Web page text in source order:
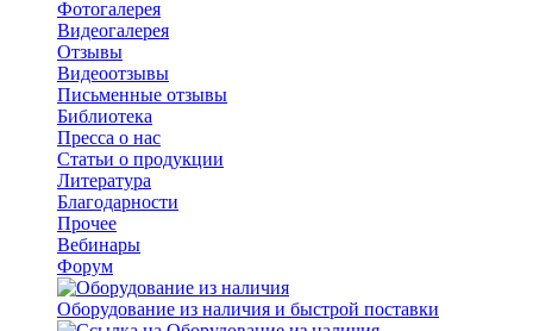
Фотогалерея
Видеогалерея
Отзывы
Видеоотзывы
Письменные отзывы
Библиотека
Пресса о нас
Статьи о продукции
Литература
Благодарности
Прочее
Вебинары
Форум
Оборудование из наличия и быстрой поставки